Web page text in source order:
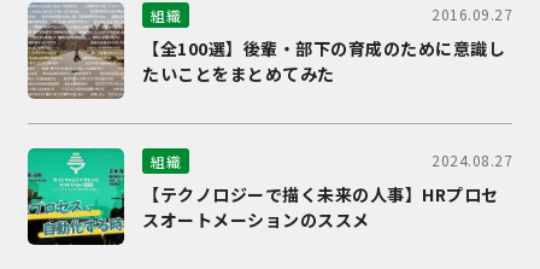
組織 2016.09.27
【全100選】後輩・部下の育成のために意識し
たいことをまとめてみた
組織 2024.08.27
【テクノロジーで描く未来の人事】HRプロセ
スオートメーションのススメ